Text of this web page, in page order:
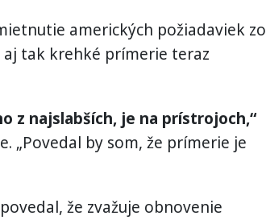
amerických požiadaviek zo
aj tak krehké prímerie teraz
z najslabších, je na prístrojoch,“
„Povedal by som, že prímerie je
že zvažuje obnovenie